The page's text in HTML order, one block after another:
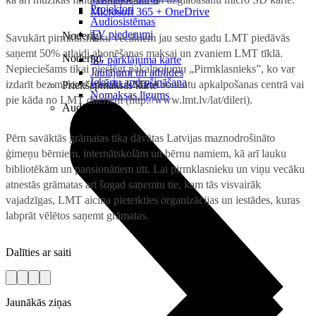
Microsoft 365 + OneDrive
Noderīgi
5G pārklājuma karte
Jautājumi un atbildes
Priekšapmaksas karte
Projektori
Audiosistēmas
TV piederumi
Noderīgi
Iekārtu apdrošināšana
Nomaksas līgums
Audio
Savukārt pirmklasnieku vecākiem jau sesto gadu LMT piedāvās
saņemt 50% atlaidi abonēšanas maksai un zvaniem LMT tīklā.
Nepieciešams tikai pieslēgt pakalpojumu „Pirmklasnieks”, ko var
izdarīt bez maksas jebkurā LMT Abonentu apkalpošanas centrā vai
pie kāda no LMT dīleriem (http://www.lmt.lv/lat/dileri).
Pērn savāktās grāmatas tika dāvātas Latvijas maznodrošināto
ģimeņu bērniem, internātskolām un bērnu namiem, kā arī lauku
bibliotēkām un pansionātiem utt. Lai pirmklasnieku un viņu vecāku
atnestās grāmatas arī šogad saņemtu tie, kam tās visvairāk
vajadzīgas, LMT aicina pieteikties organizācijas un iestādes, kuras
labprāt vēlētos saņemt grāmatas.
Dalīties ar saiti
Jaunākās ziņas